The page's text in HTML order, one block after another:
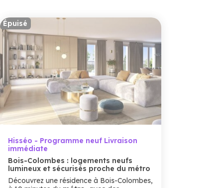
Épuisé
Hisséo - Programme neuf Livraison
immédiate
Bois-Colombes : logements neufs
lumineux et sécurisés proche du métro
Découvrez une résidence à Bois-Colombes,